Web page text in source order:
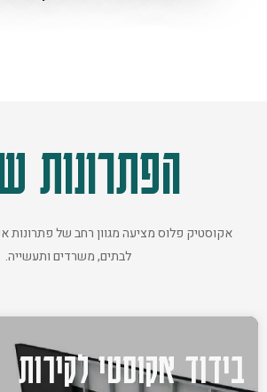
הפתרונות
אקוסטיק פלוס מציעה מגוון רחב של פתרונות
לבתים, משרדים ותעשייה.
בידוד אקוסטי לקירות